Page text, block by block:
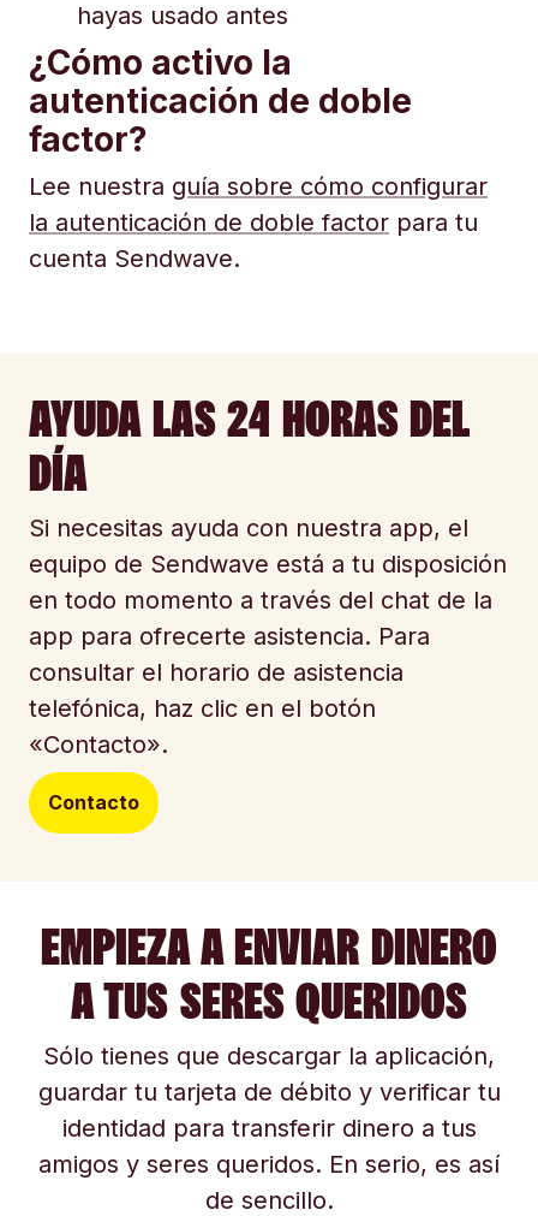
hayas usado antes
¿Cómo activo la
autenticación de doble
factor?
Lee nuestra guía sobre cómo configurar
la autenticación de doble factor para tu
cuenta Sendwave.
AYUDA LAS 24 HORAS DEL
DÍA
Si necesitas ayuda con nuestra app, el
equipo de Sendwave está a tu disposición
en todo momento a través del chat de la
app para ofrecerte asistencia. Para
consultar el horario de asistencia
telefónica, haz clic en el botón
«Contacto».
Contacto
EMPIEZA A ENVIAR DINERO
A TUS SERES QUERIDOS
Sólo tienes que descargar la aplicación,
guardar tu tarjeta de débito y verificar tu
identidad para transferir dinero a tus
amigos y seres queridos. En serio, es así
de sencillo.